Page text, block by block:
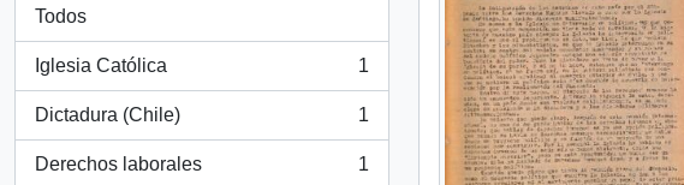
Todos
Iglesia Católica
, 1 resultados
1
Dictadura (Chile)
, 1 resultados
1
Derechos laborales
, 1 resultados
1